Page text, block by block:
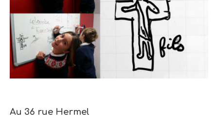
Au 36 rue Hermel